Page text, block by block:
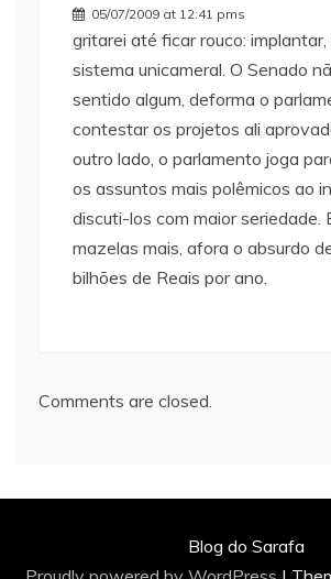
05/07/2009 at 12:41 pms
gritarei até ficar rouco: implantar,
sistema unicameral. O Senado
sentido algum, deforma o
contestar os projetos ali
outro lado, o parlamento joga
os assuntos mais polêmicos ao
discuti-los com maior seriedade.
mazelas mais, afora o absurdo
bilhões de Reais por ano.
Comments are closed.
Blog do Sarafa